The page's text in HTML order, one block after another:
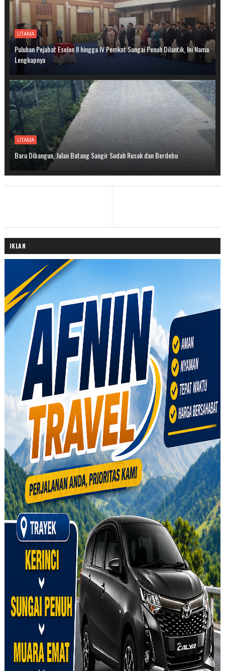
UTAMA
Puluhan Pejabat Eselon II hingga IV Pemkot Sungai Penuh Dilantik, Ini Nama
Lengkapnya
UTAMA
Baru Dibangun, Jalan Batang Sangir Sudah Rusak dan Berdebu
IKLAN